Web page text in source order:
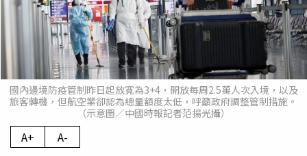
國內邊境防疫管制昨日起放寬為3+4，開放每周2.5萬人次入境，以及
旅客轉機，但航空業卻認為總量額度太低，呼籲政府調整管制措施。
（示意圖／中國時報記者范揚光攝）
A+ A-